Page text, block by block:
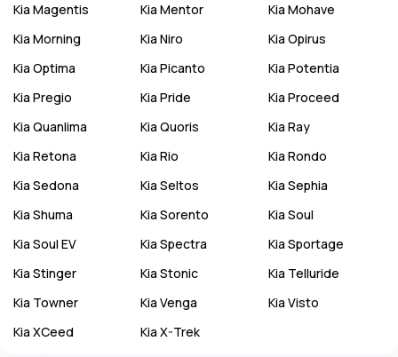
Kia Magentis Kia Mentor Kia Mohave
Kia Morning Kia Niro Kia Opirus
Kia Optima Kia Picanto Kia Potentia
Kia Pregio Kia Pride Kia Proceed
Kia Quanlima Kia Quoris Kia Ray
Kia Retona Kia Rio Kia Rondo
Kia Sedona Kia Seltos Kia Sephia
Kia Shuma Kia Sorento Kia Soul
Kia Soul EV Kia Spectra Kia Sportage
Kia Stinger Kia Stonic Kia Telluride
Kia Towner Kia Venga Kia Visto
Kia XCeed Kia X-Trek